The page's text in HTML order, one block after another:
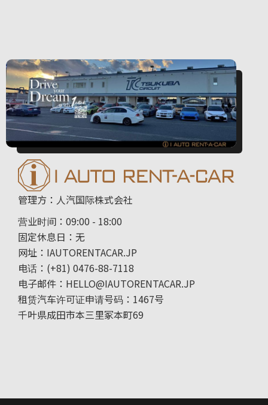
管理方：人汽国际株式会社
营业时间：09:00 - 18:00
固定休息日：无
网址：IAUTORENTACAR.JP
电话：(+81) 0476-88-7118
电子邮件：HELLO@IAUTORENTACAR.JP
租赁汽车许可证申请号码：1467号
千叶県成田市本三里冢本町69